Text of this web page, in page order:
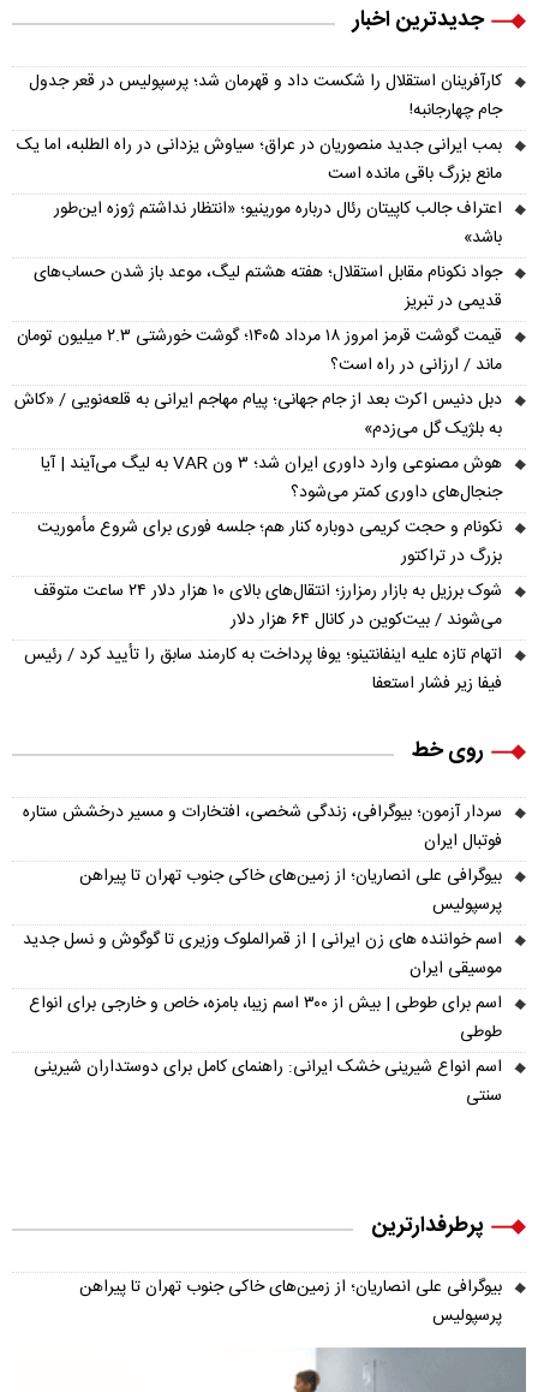
جدیدترین اخبار
کارآفرینان استقلال را شکست داد و قهرمان شد؛ پرسپولیس در قعر جدول
جام چهارجانبه!
بمب ایرانی جدید منصوریان در عراق؛ سیاوش یزدانی در راه الطلبه، اما یک
مانع بزرگ باقی مانده است
اعتراف جالب کاپیتان رئال درباره مورینیو؛ «انتظار نداشتم ژوزه این‌طور
باشد»
جواد نکونام مقابل استقلال؛ هفته هشتم لیگ، موعد باز شدن حساب‌های
قدیمی در تبریز
قیمت گوشت قرمز امروز ۱۸ مرداد ۱۴۰۵؛ گوشت خورشتی ۲.۳ میلیون تومان
ماند / ارزانی در راه است؟
دبل دنیس اکرت بعد از جام جهانی؛ پیام مهاجم ایرانی به قلعه‌نویی / «کاش
به بلژیک گل می‌زدم»
هوش مصنوعی وارد داوری ایران شد؛ ۳ ون VAR به لیگ می‌آیند | آیا
جنجال‌های داوری کمتر می‌شود؟
نکونام و حجت کریمی دوباره کنار هم؛ جلسه فوری برای شروع مأموریت
بزرگ در تراکتور
شوک برزیل به بازار رمزارز؛ انتقال‌های بالای ۱۰ هزار دلار ۲۴ ساعت متوقف
می‌شوند / بیت‌کوین در کانال ۶۴ هزار دلار
اتهام تازه علیه اینفانتینو؛ یوفا پرداخت به کارمند سابق را تأیید کرد / رئیس
فیفا زیر فشار استعفا
روی خط
سردار آزمون؛ بیوگرافی، زندگی شخصی، افتخارات و مسیر درخشش ستاره
فوتبال ایران
بیوگرافی علی انصاریان؛ از زمین‌های خاکی جنوب تهران تا پیراهن
پرسپولیس
اسم خواننده های زن ایرانی | از قمرالملوک وزیری تا گوگوش و نسل جدید
موسیقی ایران
اسم برای طوطی | بیش از ۳۰۰ اسم زیبا، بامزه، خاص و خارجی برای انواع
طوطی
اسم انواع شیرینی خشک ایرانی: راهنمای کامل برای دوستداران شیرینی
سنتی
پرطرفدارترین
بیوگرافی علی انصاریان؛ از زمین‌های خاکی جنوب تهران تا پیراهن
پرسپولیس